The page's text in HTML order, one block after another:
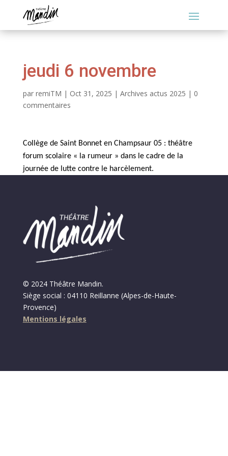
jeudi 6 novembre
par remiTM | Oct 31, 2025 | Archives actus 2025 | 0
commentaires
Collège de Saint Bonnet en Champsaur 05 : théâtre
forum scolaire « la rumeur » dans le cadre de la
journée de lutte contre le harcèlement.
© 2024 Théâtre Mandin.
Siège social : 04110 Reillanne (Alpes-de-Haute-
Provence)
Mentions légales